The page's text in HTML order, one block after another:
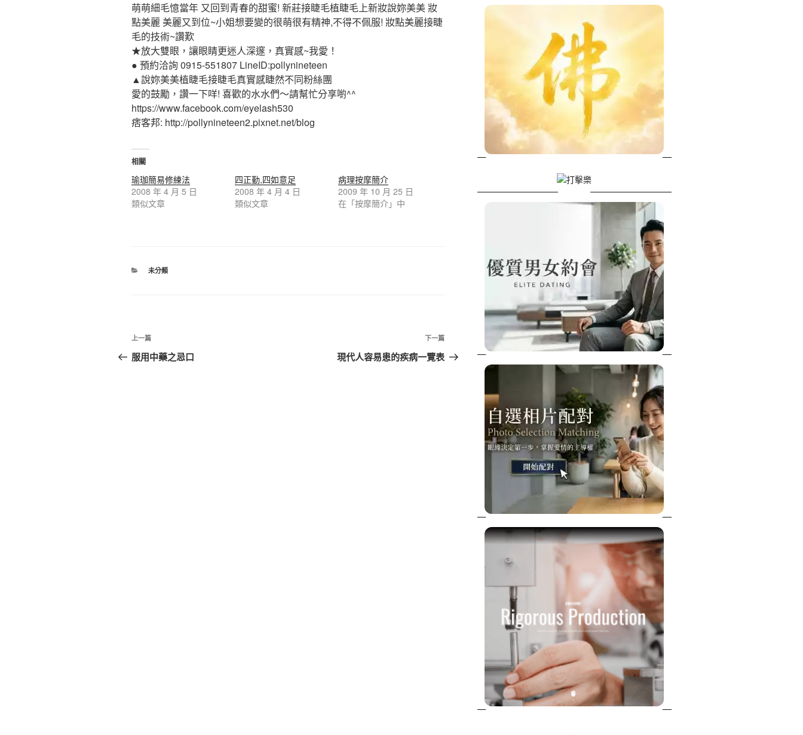
萌萌細毛憶當年 又回到青春的甜蜜! 新莊接睫毛植睫毛上新妝說妳美美 妝
點美麗 美麗又到位~小姐想要變的很萌很有精神,不得不佩服! 妝點美麗接睫
毛的技術~讚歎
★放大雙眼，讓眼睛更迷人深邃，真實感~我愛！
● 預約洽詢 0915-551807 LineID:pollynineteen
▲說妳美美植睫毛接睫毛真實感睫然不同粉絲團
愛的鼓勵，讚一下咩! 喜歡的水水們～請幫忙分享喲^^
https://www.facebook.com/eyelash530
痞客邦: http://pollynineteen2.pixnet.net/blog
相關
瑜珈簡易修練法
2008 年 4 月 5 日
類似文章
四正勤,四如意足
2008 年 4 月 4 日
類似文章
病理按摩簡介
2009 年 10 月 25 日
在「按摩簡介」中
未分類
上一篇
服用中藥之忌口
下一篇
現代人容易患的疾病一覽表